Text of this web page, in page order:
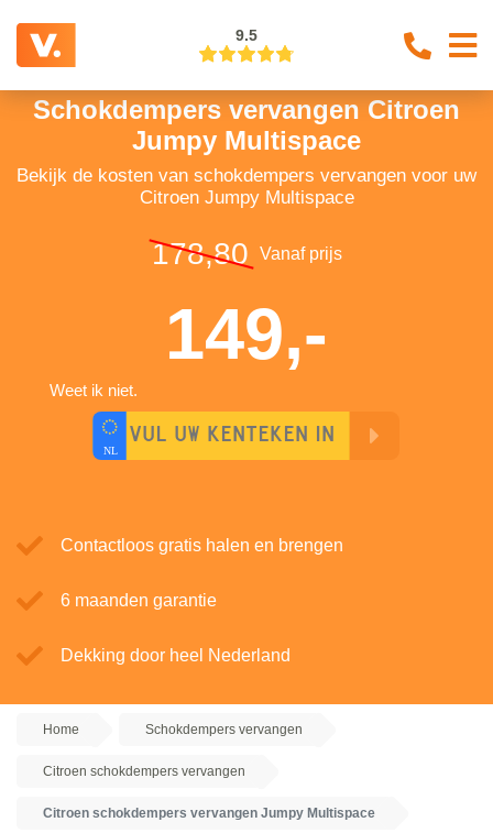
9.5
Schokdempers vervangen Citroen
Jumpy Multispace
Bekijk de kosten van schokdempers vervangen voor uw
Citroen Jumpy Multispace
178,80 Vanaf prijs
149,-
Weet ik niet.
Contactloos gratis halen en brengen
6 maanden garantie
Dekking door heel Nederland
Home Schokdempers vervangen
Citroen schokdempers vervangen
Citroen schokdempers vervangen Jumpy Multispace